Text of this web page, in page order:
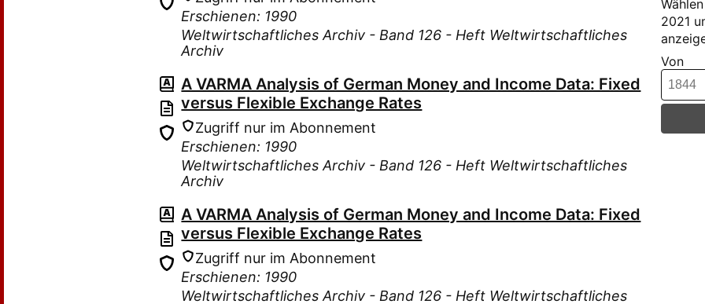
Erschienen: 1990
Weltwirtschaftliches Archiv - Band 126 - Heft Weltwirtschaftliches
Archiv
A VARMA Analysis of German Money and Income Data: Fixed
versus Flexible Exchange Rates
Zugriff nur im Abonnement
Erschienen: 1990
Weltwirtschaftliches Archiv - Band 126 - Heft Weltwirtschaftliches
Archiv
A VARMA Analysis of German Money and Income Data: Fixed
versus Flexible Exchange Rates
Zugriff nur im Abonnement
Erschienen: 1990
Weltwirtschaftliches Archiv - Band 126 - Heft Weltwirtschaftliches
der
2021
Von